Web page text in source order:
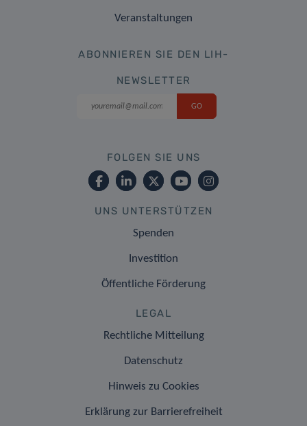
Veranstaltungen
ABONNIEREN SIE DEN LIH-
NEWSLETTER
FOLGEN SIE UNS
UNS UNTERSTÜTZEN
Spenden
Investition
Öffentliche Förderung
LEGAL
Rechtliche Mitteilung
Datenschutz
Hinweis zu Cookies
Erklärung zur Barrierefreiheit